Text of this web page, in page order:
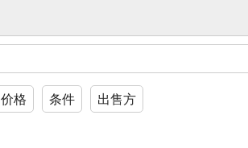
价格 条件 出售方